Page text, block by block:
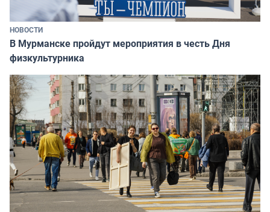
НОВОСТИ
В Мурманске пройдут мероприятия в честь Дня
физкультурника